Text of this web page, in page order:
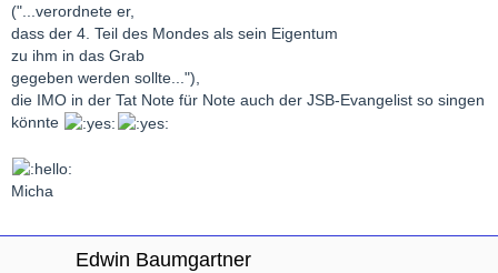
("...verordnete er,
dass der 4. Teil des Mondes als sein Eigentum
zu ihm in das Grab
gegeben werden sollte..."),
die IMO in der Tat Note für Note auch der JSB-Evangelist so singen
könnte
Micha
Edwin Baumgartner